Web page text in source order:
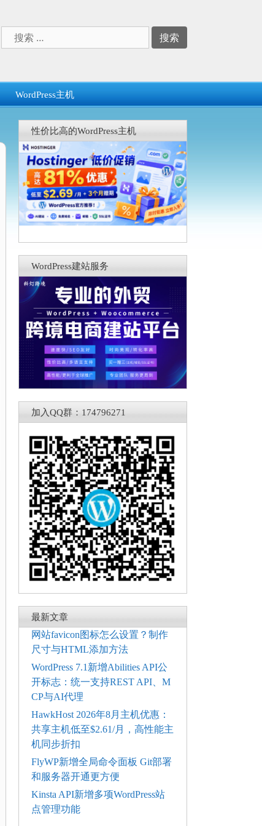
索：
WordPress主机
性价比高的WordPress主机
WordPress建站服务
加入QQ群：174796271
最新文章
网站favicon图标怎么设置？制作
尺寸与HTML添加方法
WordPress 7.1新增Abilities API公
开标志：统一支持REST API、M
CP与AI代理
HawkHost 2026年8月主机优惠：
共享主机低至$2.61/月，高性能主
机同步折扣
FlyWP新增全局命令面板 Git部署
和服务器开通更方便
Kinsta API新增多项WordPress站
点管理功能